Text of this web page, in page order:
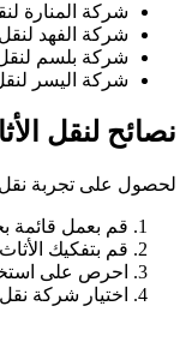
شركة المنارة
شركة الفهد لنقل
شركة بلسم لنقل
شركة اليسر
نصائح لنقل
لحصول على تجربة نقل
قم بعمل قائمة
قم بتفكيك
احرص على
اختيار شركة